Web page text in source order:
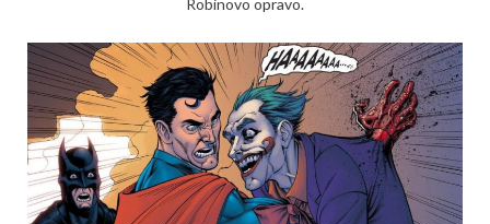
Robinovo opravo.